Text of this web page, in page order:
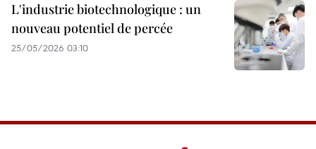
L'industrie biotechnologique : un
nouveau potentiel de percée
25/05/2026 03:10